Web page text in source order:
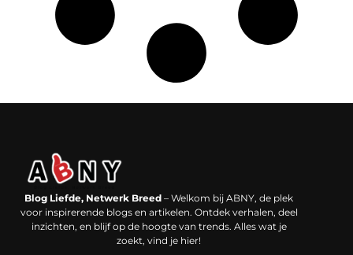
Blog Liefde, Netwerk Breed – Welkom bij ABNY, de plek
voor inspirerende blogs en artikelen. Ontdek verhalen, deel
inzichten, en blijf op de hoogte van trends. Alles wat je
zoekt, vind je hier!